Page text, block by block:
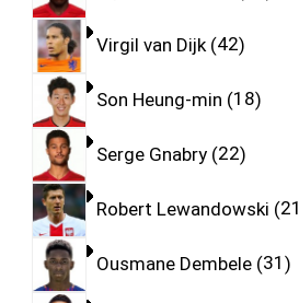
Virgil van Dijk 42
Son Heung-min 18
Serge Gnabry 22
Robert Lewandowski 21
Ousmane Dembele 31